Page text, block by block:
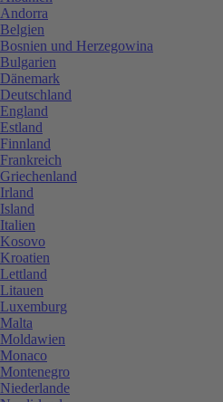
Andorra
Belgien
Bosnien und Herzegowina
Bulgarien
Dänemark
Deutschland
England
Estland
Finnland
Frankreich
Griechenland
Irland
Island
Italien
Kosovo
Kroatien
Lettland
Litauen
Luxemburg
Malta
Moldawien
Monaco
Montenegro
Niederlande